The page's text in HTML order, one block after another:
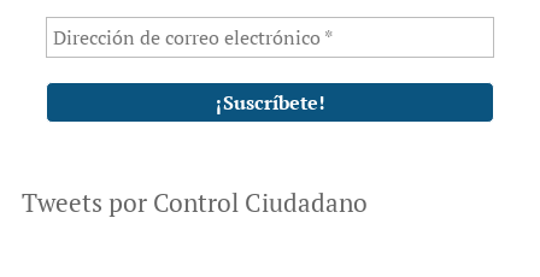
Tweets por Control Ciudadano